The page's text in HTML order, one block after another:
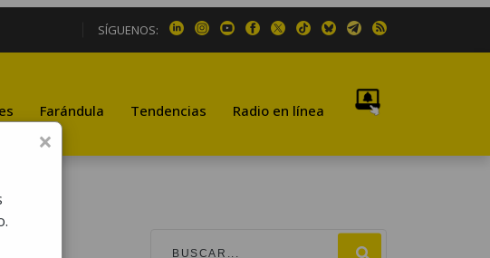
SÍGUENOS:
Farándula Tendencias Radio en línea
×